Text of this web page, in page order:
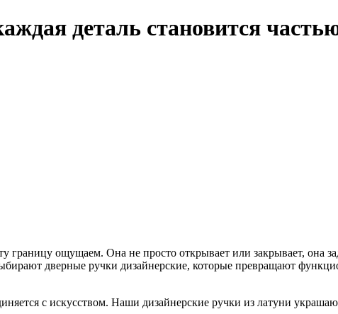
деталь становится
ощущаем. Она не просто открывает или закрывает, она
дверные ручки дизайнерские, которые превращают
с искусством. Наши дизайнерские ручки из латуни